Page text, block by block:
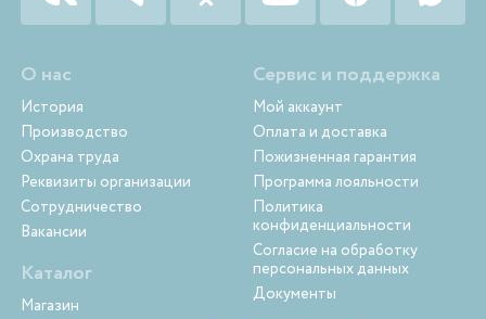
О нас
История
Производство
Охрана труда
Реквизиты организации
Сотрудничество
Вакансии
Каталог
Магазин
Сервис и поддержка
Мой аккаунт
Оплата и доставка
Пожизненная гарантия
Программа лояльности
Политика
конфиденциальности
Согласие на обработку
персональных данных
Документы